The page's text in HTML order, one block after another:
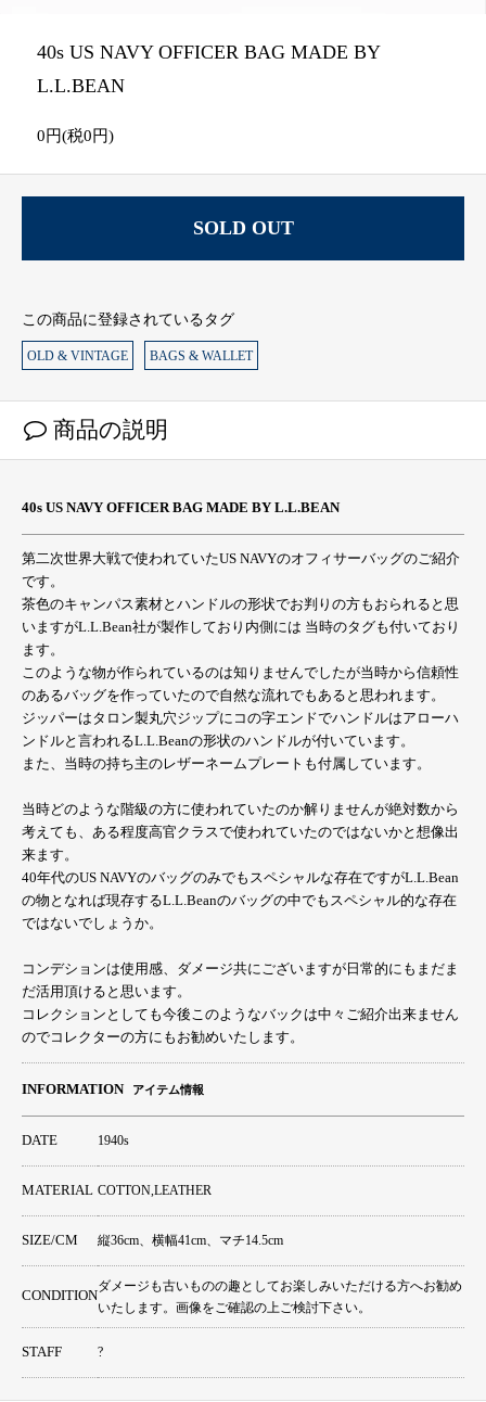
40s US NAVY OFFICER BAG MADE BY
L.L.BEAN
0円(税0円)
SOLD OUT
この商品に登録されているタグ
OLD & VINTAGE BAGS & WALLET
商品の説明
40s US NAVY OFFICER BAG MADE BY L.L.BEAN
第二次世界大戦で使われていたUS NAVYのオフィサーバッグのご紹介
です。
茶色のキャンパス素材とハンドルの形状でお判りの方もおられると思
いますがL.L.Bean社が製作しており内側には 当時のタグも付いており
ます。
このような物が作られているのは知りませんでしたが当時から信頼性
のあるバッグを作っていたので自然な流れでもあると思われます。
ジッパーはタロン製丸穴ジップにコの字エンドでハンドルはアローハ
ンドルと言われるL.L.Beanの形状のハンドルが付いています。
また、当時の持ち主のレザーネームプレートも付属しています。
当時どのような階級の方に使われていたのか解りませんが絶対数から
考えても、ある程度高官クラスで使われていたのではないかと想像出
来ます。
40年代のUS NAVYのバッグのみでもスペシャルな存在ですがL.L.Bean
の物となれば現存するL.L.Beanのバッグの中でもスペシャル的な存在
ではないでしょうか。
コンデションは使用感、ダメージ共にございますが日常的にもまだま
だ活用頂けると思います。
コレクションとしても今後このようなバックは中々ご紹介出来ません
のでコレクターの方にもお勧めいたします。
INFORMATION アイテム情報
DATE 1940s
MATERIAL COTTON,LEATHER
SIZE/CM 縦36cm、横幅41cm、マチ14.5cm
CONDITION
ダメージも古いものの趣としてお楽しみいただける方へお勧め
いたします。画像をご確認の上ご検討下さい。
STAFF ?